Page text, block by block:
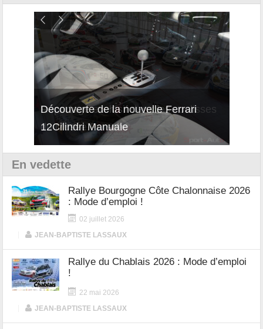
Découverte de la nouvelle Ferrari
12Cilindri Manuale
En vedette
Rallye Bourgogne Côte Chalonnaise 2026
: Mode d’emploi !
02 juillet 2026
JEAN-BAPTISTE LASSAUX
Rallye du Chablais 2026 : Mode d’emploi
!
22 mai 2026
JEAN-BAPTISTE LASSAUX